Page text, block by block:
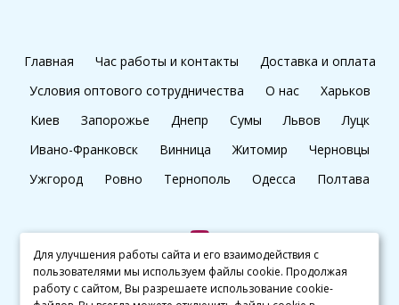
Главная Час работы и контакты
Доставка и оплата
Условия оптового сотрудничества
О нас
Харьков
Киев
Запорожье Днепр Сумы Львов
Луцк
Ивано-Франковск
Винница Житомир
Черновцы
Ужгород
Ровно Тернополь Одесса Полтава
+38 (097) 045 65 77
Для улучшения работы сайта и его взаимодействия с
пользователями мы используем файлы cookie. Продолжая
работу с сайтом, Вы разрешаете использование cookie-